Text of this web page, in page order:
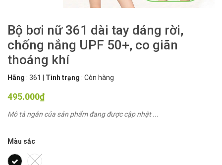
Bộ bơi nữ 361 dài tay dáng rời,
chống nắng UPF 50+, co giãn
thoáng khí
Hãng : 361 Tình trạng : Còn hàng
495.000₫
Mô tả ngắn của sản phẩm đang được cập nhật ...
Màu sắc